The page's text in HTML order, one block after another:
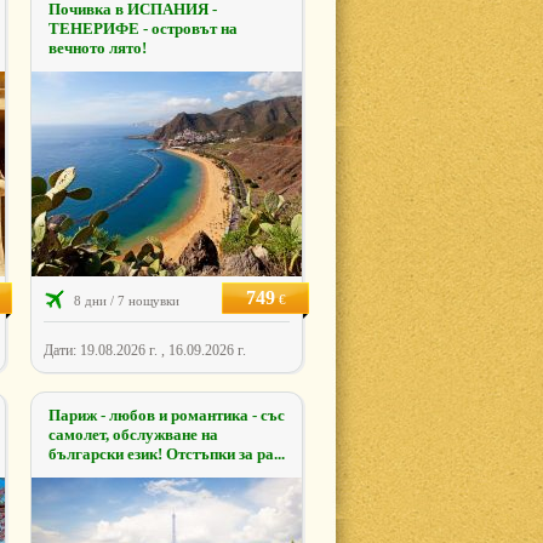
Почивка в ИСПАНИЯ -
ТЕНЕРИФЕ - островът на
вечното лято!
8 дни / 7 нощувки 749€
Дати: 19.08.2026 г. , 16.09.2026 г.
Париж - любов и романтика - със
самолет, обслужване на
български език! Отстъпки за ра...